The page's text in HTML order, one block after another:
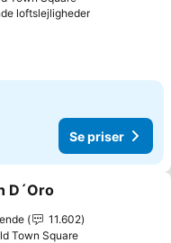
loftslejlighederSe priser
Se priser
D´Oro
11.602
Town Square